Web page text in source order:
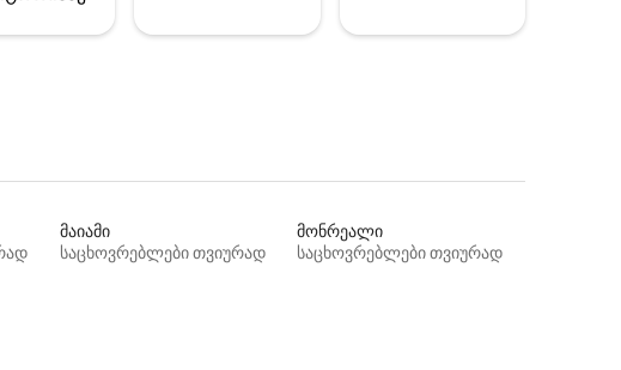
მაიამი
საცხოვრებლები თვიურად
მონრეალი
საცხოვრებლები თვიურად